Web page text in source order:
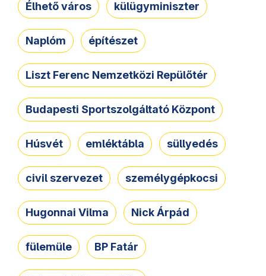
Élhető város külügyminiszter
Naplóm építészet
Liszt Ferenc Nemzetközi Repülőtér
Budapesti Sportszolgáltató Központ
Húsvét emléktábla süllyedés
civil szervezet személygépkocsi
Hugonnai Vilma Nick Árpád
fülemüle BP Fatár